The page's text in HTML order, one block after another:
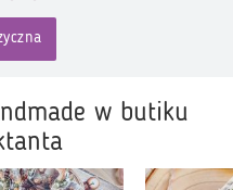
w butiku